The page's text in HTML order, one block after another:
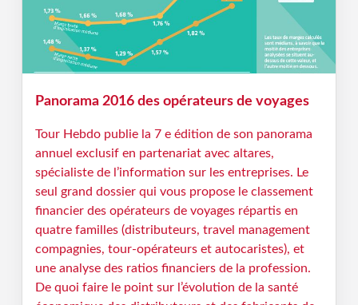
Panorama 2016 des opérateurs de voyages
Tour Hebdo publie la 7 e édition de son panorama
annuel exclusif en partenariat avec altares,
spécialiste de l’information sur les entreprises. Le
seul grand dossier qui vous propose le classement
financier des opérateurs de voyages répartis en
quatre familles (distributeurs, travel management
compagnies, tour-opérateurs et autocaristes), et
une analyse des ratios financiers de la profession.
De quoi faire le point sur l’évolution de la santé